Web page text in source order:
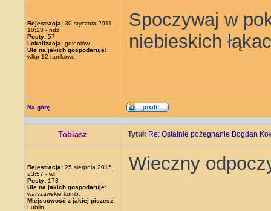
Rejestracja: 30 stycznia 2011,
10:23 - ndz
Posty: 57
Lokalizacja: goleniów
Ule na jakich gospodaruję:
wlkp 12 ramkowe
Spoczywaj w
niebieskich
Na górę
Tobiasz Tytuł: Re: Ostatnie pożegnanie Bogdan
Rejestracja: 25 sierpnia 2015,
23:57 - wt
Posty: 173
Ule na jakich gospodaruję:
warszawskie komb.
Miejscowość z jakiej piszesz:
Lublin
Wieczny